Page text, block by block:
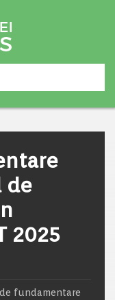
de
2025
fundamentare